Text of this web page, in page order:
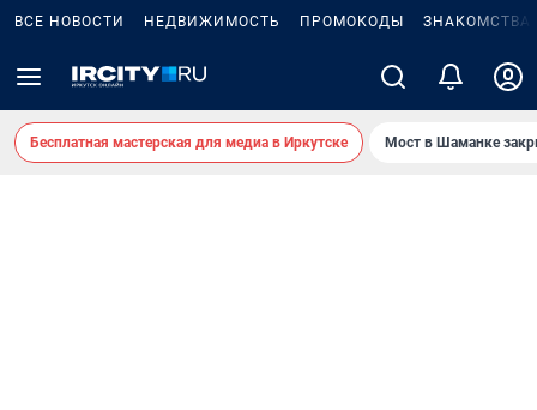
ВСЕ НОВОСТИ НЕДВИЖИМОСТЬ ПРОМОКОДЫ ЗНАКОМСТВА
Бесплатная мастерская для медиа в Иркутске Мост в Шаманке